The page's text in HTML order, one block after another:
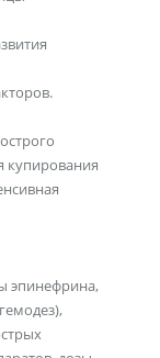
купирования
эпинефрина,